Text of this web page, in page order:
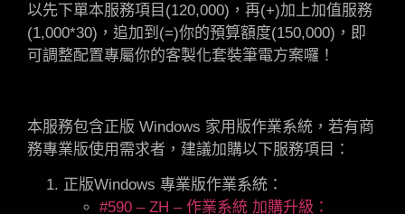
以先下單本服務項目(120,000)，再(+)加上加值服務
(1,000*30)，追加到(=)你的預算額度(150,000)，即
可調整配置專屬你的客製化套裝筆電方案囉！
本服務包含正版 Windows 家用版作業系統，若有商
務專業版使用需求者，建議加購以下服務項目：
正版Windows 專業版作業系統：
#590 – ZH – 作業系統 加購升級：